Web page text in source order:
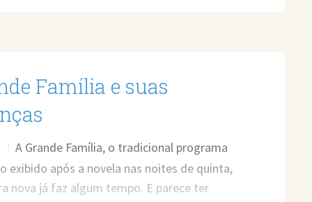
bandas que apresentaremos foram
instrumentos não apenas da indústria da
Família e suas
A Grande Família, o tradicional programa
exibido após a novela nas noites de quinta,
nova já faz algum tempo. E parece ter